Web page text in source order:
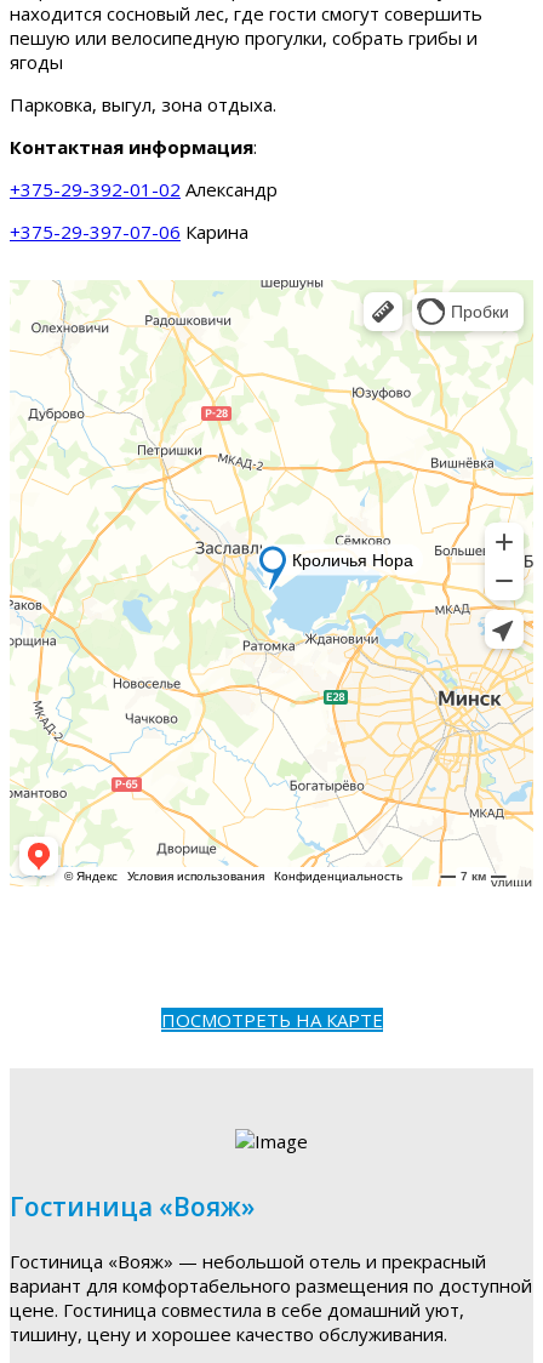
находится сосновый лес, где гости смогут совершить
пешую или велосипедную прогулки, собрать грибы и
ягоды
Парковка, выгул, зона отдыха.
Контактная информация:
+375-29-392-01-02 Александр
+375-29-397-07-06 Карина
ПОСМОТРЕТЬ НА КАРТЕ
Гостиница «Вояж»
Гостиница «Вояж» — небольшой отель и прекрасный
вариант для комфортабельного размещения по доступной
цене. Гостиница совместила в себе домашний уют,
тишину, цену и хорошее качество обслуживания.